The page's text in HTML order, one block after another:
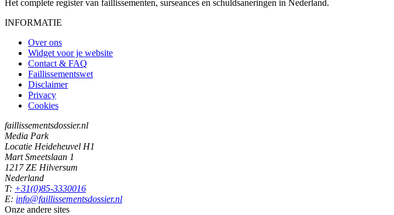
Het complete register van faillissementen, surseances en schuldsaneringen in Nederland.
INFORMATIE
Over ons
Widget voor je website
Contact & FAQ
Faillissementswet
Disclaimer
Privacy
Cookies
faillissementsdossier.nl
Media Park
Locatie Heideheuvel H1
Mart Smeetslaan 1
1217 ZE Hilversum
Nederland
T: +31(0)85-3330016
E: info@faillissementsdossier.nl
Onze andere sites